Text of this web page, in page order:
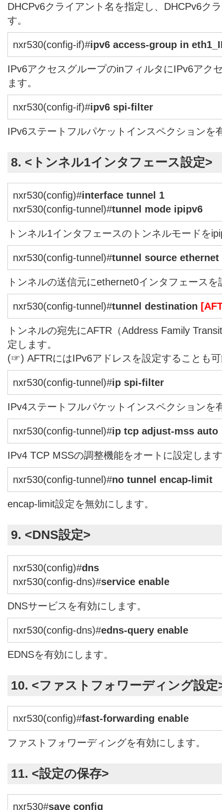
DHCPv6クライアント名を指定し、DHCPv6ク
す。
nxr530(config-if)#ipv6 access-group in
IPv6アクセスグループのinフィルタにIPv6アク
ます。
nxr530(config-if)#ipv6 spi-filter
IPv6ステートフルパケットインスペクションを
8. <トンネル1インタフェース設定>
nxr530(config)#interface tunnel 1
nxr530(config-tunnel)#tunnel mode ipipv6
トンネル1インタフェースのトンネルモードを
nxr530(config-tunnel)#tunnel source ethernet
トンネルの送信元にethernet0インタフェースを
nxr530(config-tunnel)#tunnel destination
トンネルの宛先にAFTR（Address Family
定します。
(☞) AFTRにはIPv6アドレスを設定することも
nxr530(config-tunnel)#ip spi-filter
IPv4ステートフルパケットインスペクションを
nxr530(config-tunnel)#ip tcp adjust-mss auto
IPv4 TCP MSSの調整機能をオートに設定しま
nxr530(config-tunnel)#no tunnel encap-limit
encap-limit設定を無効にします。
9. <DNS設定>
nxr530(config)#dns
nxr530(config-dns)#service enable
DNSサービスを有効にします。
nxr530(config-dns)#edns-query enable
EDNSを有効にします。
10. <ファストフォワーディング設定
nxr530(config)#fast-forwarding enable
ファストフォワーディングを有効にします。
11. <設定の保存>
nxr530#save config